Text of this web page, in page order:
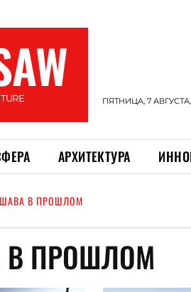
ПЯТНИЦА, 7 АВГУСТА,
АРХИТЕКТУРА
В ПРОШЛОМ
В ПРОШЛОМ